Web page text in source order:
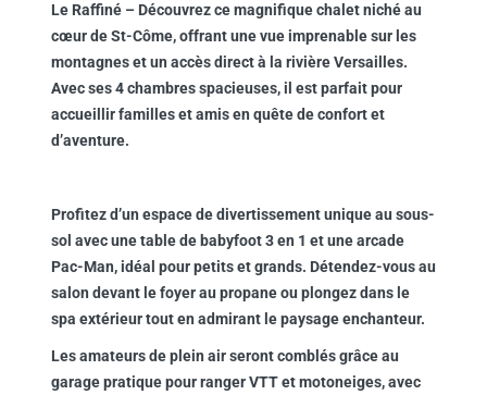
Le Raffiné– Découvrez ce magnifique chalet niché au
cœur de St-Côme, offrant une vue imprenable sur les
montagnes et un accès direct à la rivière Versailles.
Avec ses 4 chambres spacieuses, il est parfait pour
accueillir familles et amis en quête de confort et
d’aventure.
Profitez d’un espace de divertissement unique au sous-
sol avec une table de babyfoot 3 en 1 et une arcade
Pac-Man, idéal pour petits et grands. Détendez-vous au
salon devant le foyer au propane ou plongez dans le
spa extérieur tout en admirant le paysage enchanteur.
Les amateurs de plein air seront comblés grâce au
garage pratique pour ranger VTT et motoneiges, avec